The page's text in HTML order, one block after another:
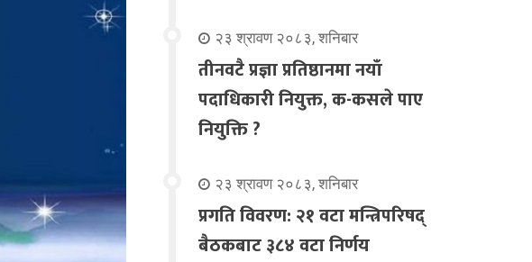
२३ श्रावण २०८३, शनिबार
तीनवटै प्रज्ञा प्रतिष्ठानमा नयाँ
पदाधिकारी नियुक्त, क-कसले पाए
नियुक्ति ?
२३ श्रावण २०८३, शनिबार
प्रगति विवरण: २१ वटा मन्त्रिपरिषद्
बैठकबाट ३८४ वटा निर्णय